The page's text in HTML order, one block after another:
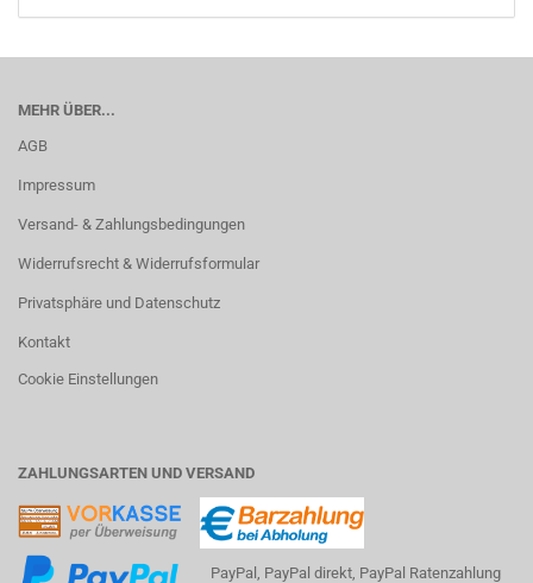
MEHR ÜBER...
AGB
Impressum
Versand- & Zahlungsbedingungen
Widerrufsrecht & Widerrufsformular
Privatsphäre und Datenschutz
Kontakt
Cookie Einstellungen
ZAHLUNGSARTEN UND VERSAND
PayPal, PayPal direkt, PayPal Ratenzahlung